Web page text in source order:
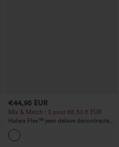
€44,95 EUR
Mix & Match : 3 pour 88,30 € EUR
Halara Flex™ jean délavé décontracté
taille haute à poches, coupe baggy à
jambe large